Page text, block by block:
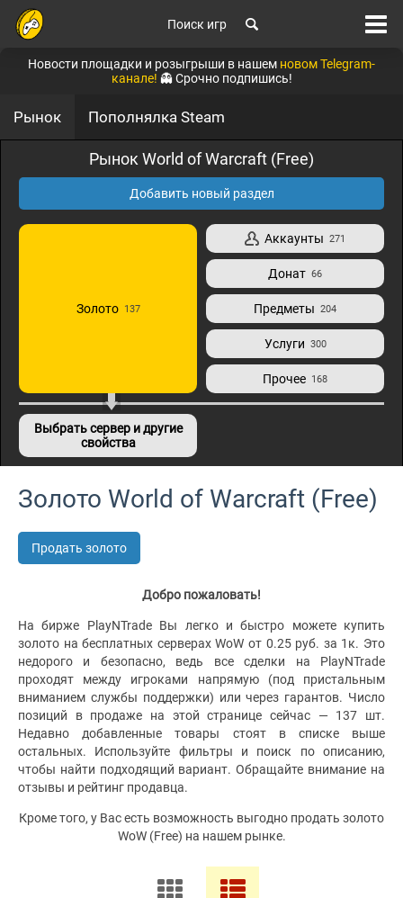
Поиск игр
Новости площадки и розыгрыши в нашем новом Telegram-
канале! 👻 Срочно подпишись!
Рынок Пополнялка Steam
Рынок World of Warcraft (Free)
Добавить новый раздел
Золото 137
Аккаунты 271
Донат 66
Предметы 204
Услуги 300
Прочее 168
Выбрать сервер и другие
свойства
Золото World of Warcraft (Free)
Продать золото
Добро пожаловать!
На бирже PlayNTrade Вы легко и быстро можете купить
золото на бесплатных серверах WoW от 0.25 руб. за 1к. Это
недорого и безопасно, ведь все сделки на PlayNTrade
проходят между игроками напрямую (под пристальным
вниманием службы поддержки) или через гарантов. Число
позиций в продаже на этой странице сейчас — 137 шт.
Недавно добавленные товары стоят в списке выше
остальных. Используйте фильтры и поиск по описанию,
чтобы найти подходящий вариант. Обращайте внимание на
отзывы и рейтинг продавца.
Кроме того, у Вас есть возможность выгодно продать золото
WoW (Free) на нашем рынке.